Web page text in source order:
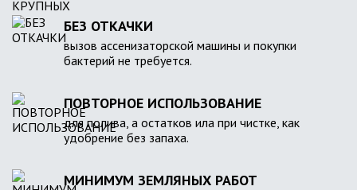
БЕЗ ОТКАЧКИ
вызов ассенизаторской машины и покупки
бактерий не требуется.
ПОВТОРНОЕ ИСПОЛЬЗОВАНИЕ
для полива, а остатков ила при чистке, как
удобрение без запаха.
МИНИМУМ ЗЕМЛЯНЫХ РАБОТ